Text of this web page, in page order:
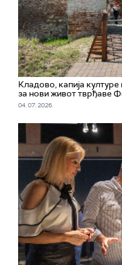
Кладово, капија
за нови живот тврђаве
04. 07. 2026.